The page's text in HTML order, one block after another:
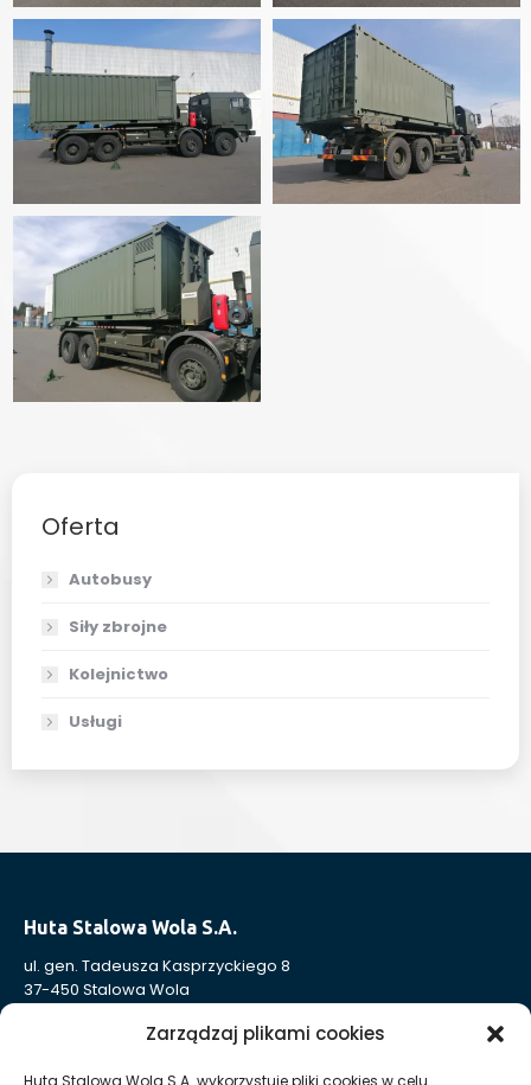
Zarządzaj plikami cookies
Huta Stalowa Wola S.A. wykorzystuje pliki cookies w celu
Oferta
Autobusy
Siły zbrojne
Kolejnictwo
Usługi
Huta Stalowa Wola S.A.
ul. gen. Tadeusza Kasprzyckiego 8
37-450 Stalowa Wola
Nr KRS: 0000004324
REGON: 830005443